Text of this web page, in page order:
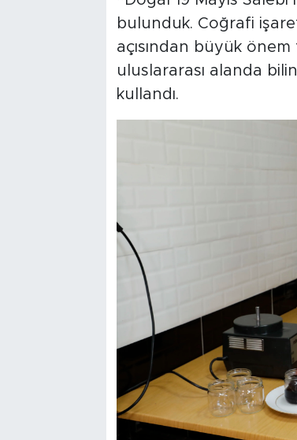
bulunduk. Coğrafi
açısından büyük
uluslararası alanda
kullandı.